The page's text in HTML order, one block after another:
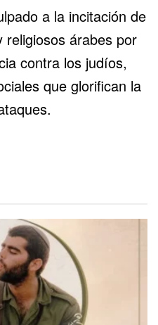
a la incitación de
religiosos árabes por
contra los judíos,
que glorifican la